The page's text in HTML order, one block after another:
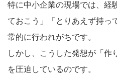
特に中小企業の現場では、経
ておこう」「とりあえず持っ
常的に行われがちです。
しかし、こうした発想が「作
を圧迫しているのです。